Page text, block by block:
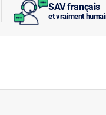
SAV français
et vraiment